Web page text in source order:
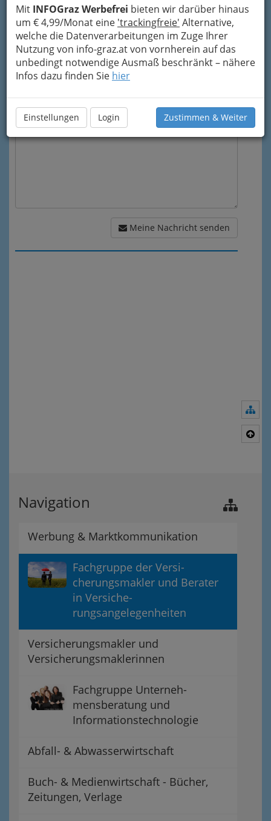
Mit INFOGraz Werbefrei bieten wir darüber hinaus
um € 4,99/Monat eine 'trackingfreie' Alternative,
welche die Datenverarbeitungen im Zuge Ihrer
Nutzung von info-graz.at von vornherein auf das
unbedingt notwendige Ausmaß beschränkt – nähere
Infos dazu finden Sie hier
Einstellungen Login Zustimmen & Weiter
Mein Betreff
Meine Nachricht senden
Navigation
Werbung & Marktkommunikation
Fachgruppe der Versi-
cherungsmakler und Berater
in Versiche-
rungsangelegenheiten
Versicherungsmakler und
Versicherungsmaklerinnen
Fachgruppe Unterneh-
mensberatung und
Informationstechnologie
Abfall- & Abwasserwirtschaft
Buch- & Medienwirtschaft - Bücher,
Zeitungen, Verlage